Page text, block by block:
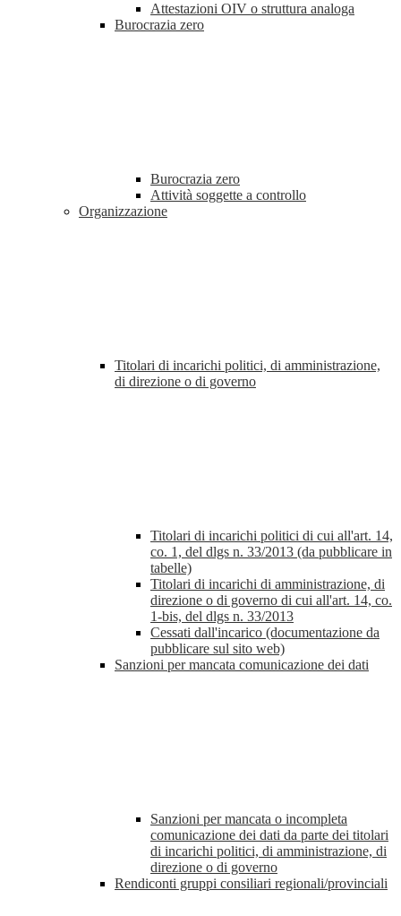
Attestazioni OIV o struttura analoga
Burocrazia zero
Burocrazia zero
Attività soggette a controllo
Organizzazione
Titolari di incarichi politici, di amministrazione,
di direzione o di governo
Titolari di incarichi politici di cui all'art. 14,
co. 1, del dlgs n. 33/2013 (da pubblicare in
tabelle)
Titolari di incarichi di amministrazione, di
direzione o di governo di cui all'art. 14, co.
1-bis, del dlgs n. 33/2013
Cessati dall'incarico (documentazione da
pubblicare sul sito web)
Sanzioni per mancata comunicazione dei dati
Sanzioni per mancata o incompleta
comunicazione dei dati da parte dei titolari
di incarichi politici, di amministrazione, di
direzione o di governo
Rendiconti gruppi consiliari regionali/provinciali